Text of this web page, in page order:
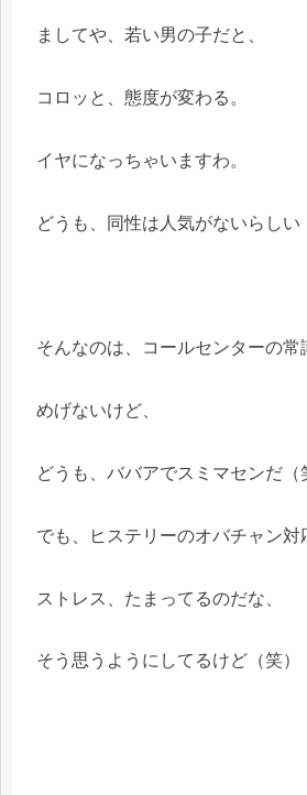
ましてや、若い男の子だと、
コロッと、態度が変わる。
イヤになっちゃいますわ。
どうも、同性は人気がないらしい
そんなのは、コールセンターの常
めげないけど、
どうも、ババアでスミマセンだ（
でも、ヒステリーのオバチャン対
ストレス、たまってるのだな、
そう思うようにしてるけど（笑）